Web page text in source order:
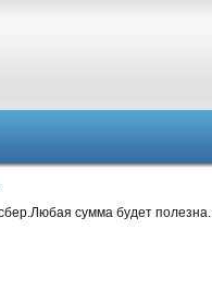
сумма будет полезна.